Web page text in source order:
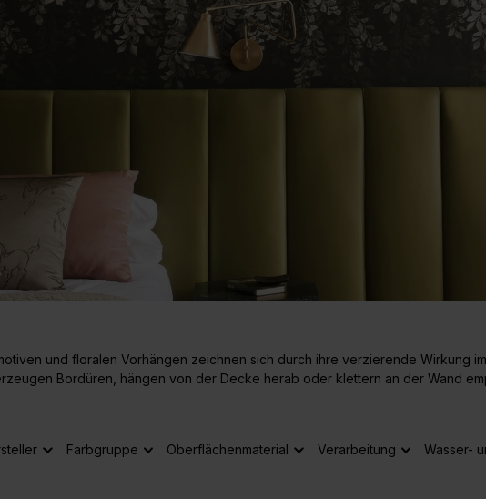
und floralen Vorhängen zeichnen sich durch ihre verzierende Wirkung
Bordüren, hängen von der Decke herab oder klettern an der Wand
Farbgruppe Oberflächenmaterial Verarbeitung Wasser-